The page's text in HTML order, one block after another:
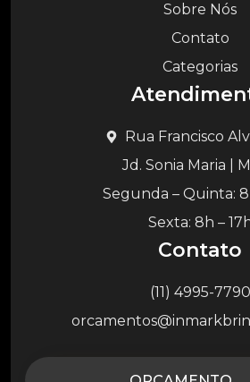
Sobre Nós
Contato
Categorias
Rua Francisco
Jd. Sonia Maria |
Segunda – Quinta:
Sexta: 8h –
Contato
(11) 4995-7790